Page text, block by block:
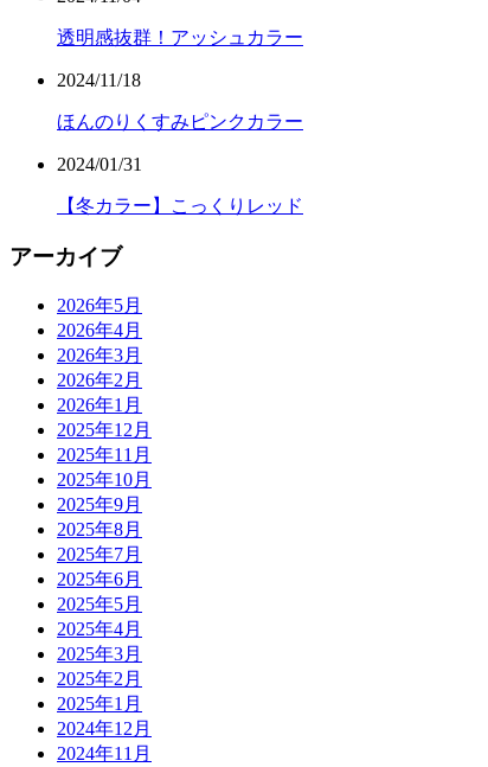
透明感抜群！アッシュカラー
2024/11/18
ほんのりくすみピンクカラー
2024/01/31
【冬カラー】こっくりレッド
アーカイブ
2026年5月
2026年4月
2026年3月
2026年2月
2026年1月
2025年12月
2025年11月
2025年10月
2025年9月
2025年8月
2025年7月
2025年6月
2025年5月
2025年4月
2025年3月
2025年2月
2025年1月
2024年12月
2024年11月